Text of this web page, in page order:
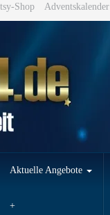
Shop Adventskalender
Aktuelle Angebote